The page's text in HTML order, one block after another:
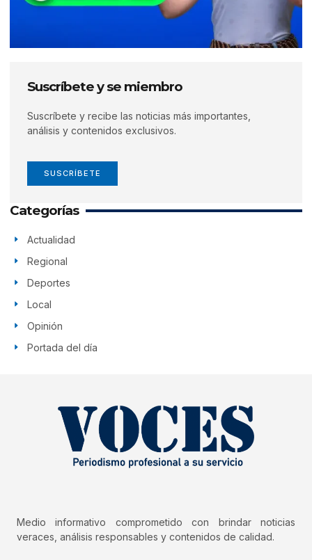
Suscríbete y se miembro
Suscríbete y recibe las noticias más importantes,
análisis y contenidos exclusivos.
SUSCRÍBETE
Categorías
Actualidad
Regional
Deportes
Local
Opinión
Portada del día
Medio informativo comprometido con brindar noticias
veraces, análisis responsables y contenidos de calidad.